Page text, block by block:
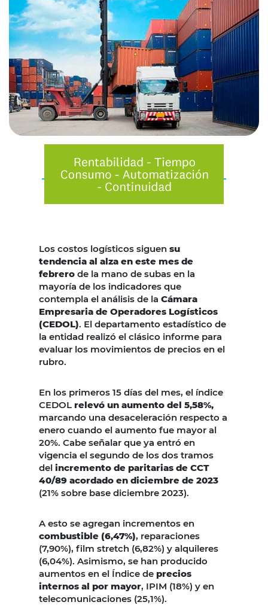
Los costos logísticos siguen su
tendencia al alza en este mes de
febrero de la mano de subas en la
mayoría de los indicadores que
contempla el análisis de la Cámara
Empresaria de Operadores Logísticos
(CEDOL). El departamento estadístico de
la entidad realizó el clásico informe para
evaluar los movimientos de precios en el
rubro.
En los primeros 15 días del mes, el índice
CEDOL relevó un aumento del 5,58%,
marcando una desaceleración respecto a
enero cuando el aumento fue mayor al
20%. Cabe señalar que ya entró en
vigencia el segundo de los dos tramos
del incremento de paritarias de CCT
40/89 acordado en diciembre de 2023
(21% sobre base diciembre 2023).
A esto se agregan incrementos en
combustible (6,47%), reparaciones
(7,90%), film stretch (6,82%) y alquileres
(6,04%). Asimismo, se han producido
aumentos en el Índice de precios
internos al por mayor, IPIM (18%) y en
telecomunicaciones (25,1%).